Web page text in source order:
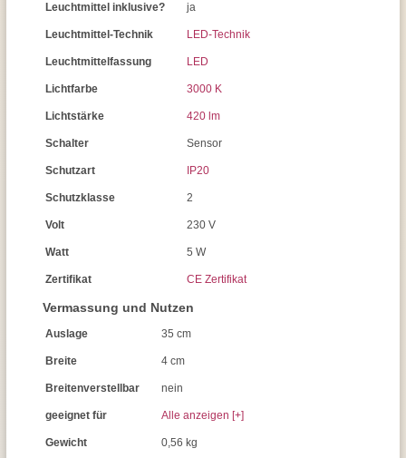
Leuchtmittel inklusive? ja
Leuchtmittel-Technik LED-Technik
Leuchtmittelfassung LED
Lichtfarbe 3000 K
Lichtstärke 420 lm
Schalter Sensor
Schutzart IP20
Schutzklasse 2
Volt 230 V
Watt 5 W
Zertifikat CE Zertifikat
Vermassung und Nutzen
Auslage 35 cm
Breite 4 cm
Breitenverstellbar nein
geeignet für Alle anzeigen [+]
Gewicht 0,56 kg